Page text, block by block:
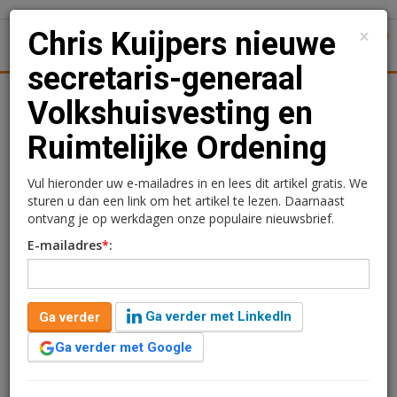
Juridisch | Fiscaal Transacties
Chris Kuijpers nieuwe
secretaris-generaal
Volkshuisvesting en
Ruimtelijke Ordening
Redactie
28 maart 2025 om 16:04
1 minuut leestijd
Chris Kuijpers wordt secretaris-generaal van het
×
Chris Kuijpers nieuwe
secretaris-generaal
Volkshuisvesting en
Ruimtelijke Ordening
Vul hieronder uw e-mailadres in en lees dit artikel gratis. We
sturen u dan een link om het artikel te lezen. Daarnaast
ontvang je op werkdagen onze populaire nieuwsbrief.
E-mailadres*:
Ga verder
Ga verder met LinkedIn
Ga verder met Google